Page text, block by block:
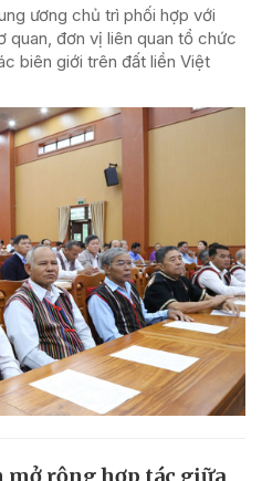
ương chủ trì phối hợp với
quan, đơn vị liên quan tổ chức
biên giới trên đất liền Việt
mở rộng hợp tác giữa